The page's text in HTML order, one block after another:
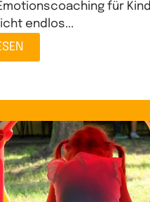
für
endlos...